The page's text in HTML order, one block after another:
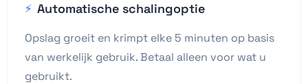
⚡ Automatische schalingoptie
Opslag groeit en krimpt elke 5 minuten op basis
van werkelijk gebruik. Betaal alleen voor wat u
gebruikt.